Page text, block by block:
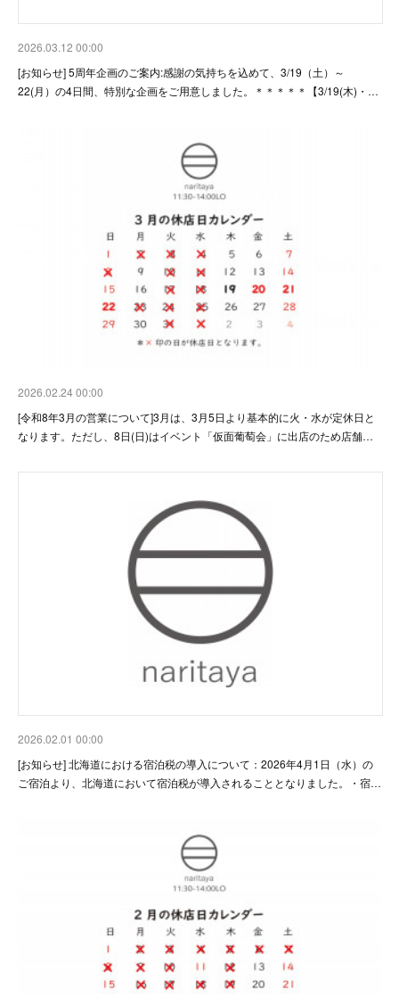
2026.03.12 00:00
[お知らせ] 5周年企画のご案内:感謝の気持ちを込めて、3/19（土）～
22(月）の4日間、特別な企画をご用意しました。＊＊＊＊＊【3/19(木)・…
2026.02.24 00:00
[令和8年3月の営業について]3月は、3月5日より基本的に火・水が定休日と
なります。ただし、8日(日)はイベント「仮面葡萄会」に出店のため店舗…
2026.02.01 00:00
[お知らせ] 北海道における宿泊税の導入について：2026年4月1日（水）の
ご宿泊より、北海道において宿泊税が導入されることとなりました。・宿…